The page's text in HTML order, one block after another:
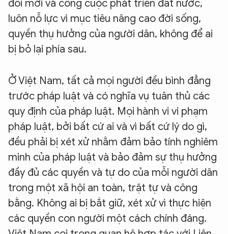
đổi mới và công cuộc phát triển đất nước,
luôn nỗ lực vì mục tiêu nâng cao đời sống,
quyền thụ hưởng của người dân, không để ai
bị bỏ lại phía sau.
Ở Việt Nam, tất cả mọi người đều bình đẳng
trước pháp luật và có nghĩa vụ tuân thủ các
quy định của pháp luật. Mọi hành vi vi phạm
pháp luật, bởi bất cứ ai và vì bất cứ lý do gì,
đều phải bị xét xử nhằm đảm bảo tính nghiêm
minh của pháp luật và bảo đảm sự thụ hưởng
đầy đủ các quyền và tự do của mỗi người dân
trong một xã hội an toàn, trật tự và công
bằng. Không ai bị bắt giữ, xét xử vì thực hiện
các quyền con người một cách chính đáng.